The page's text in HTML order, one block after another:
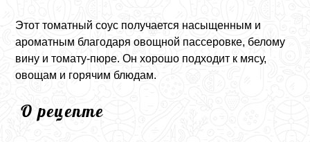
Этот томатный соус получается насыщенным и
ароматным благодаря овощной пассеровке, белому
вину и томату-пюре. Он хорошо подходит к мясу,
овощам и горячим блюдам.
О рецепте